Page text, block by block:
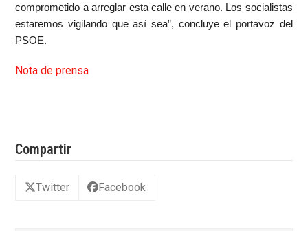
comprometido a arreglar esta calle en verano. Los socialistas
estaremos vigilando que así sea”, concluye el portavoz del
PSOE.
Nota de prensa
Compartir
Twitter Facebook